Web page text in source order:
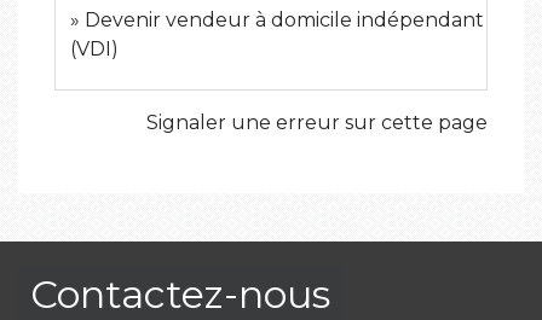
Devenir vendeur à domicile indépendant
(VDI)
Signaler une erreur sur cette page
Contactez-nous